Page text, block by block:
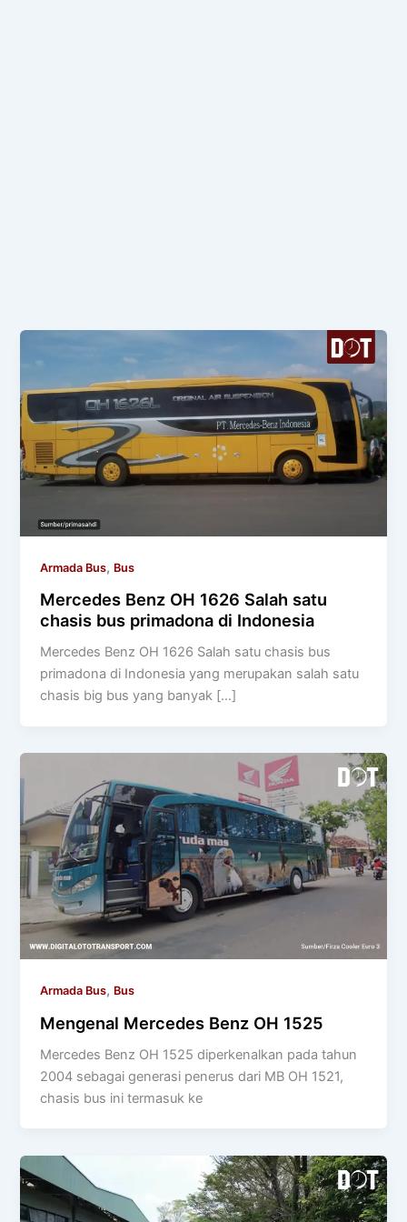
Armada Bus, Bus
Mercedes Benz OH 1626 Salah satu
chasis bus primadona di Indonesia
Mercedes Benz OH 1626 Salah satu chasis bus
primadona di Indonesia yang merupakan salah satu
chasis big bus yang banyak […]
Armada Bus, Bus
Mengenal Mercedes Benz OH 1525
Mercedes Benz OH 1525 diperkenalkan pada tahun
2004 sebagai generasi penerus dari MB OH 1521,
chasis bus ini termasuk ke